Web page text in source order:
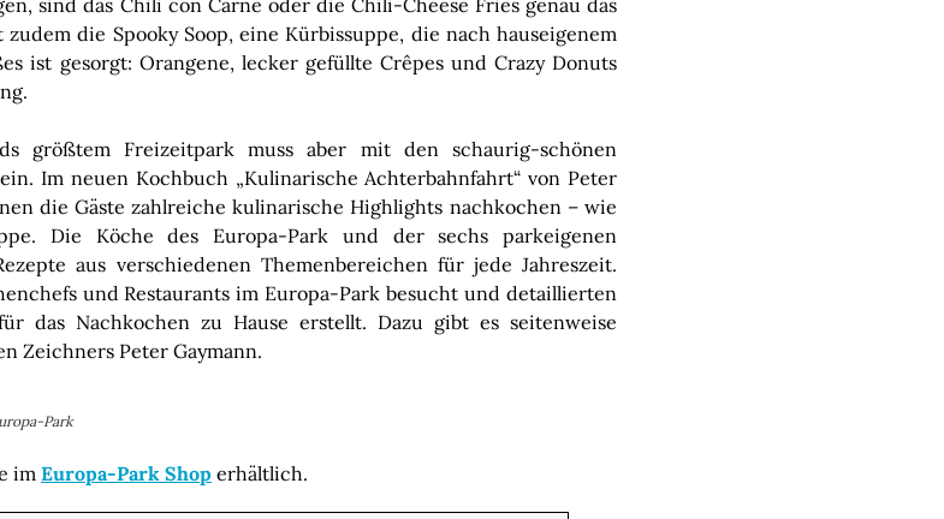
sind das Chili con Carne oder die Chili-Cheese Fries genau das
die Spooky Soop, eine Kürbissuppe, die nach hauseigenem
ist gesorgt: Orangene, lecker gefüllte Crêpes und Crazy Donuts
größtem Freizeitpark muss aber mit den schaurig-schönen
Im neuen Kochbuch „Kulinarische Achterbahnfahrt“ von Peter
die Gäste zahlreiche kulinarische Highlights nachkochen – wie
Die Köche des Europa-Park und der sechs parkeigenen
aus verschiedenen Themenbereichen für jede Jahreszeit.
und Restaurants im Europa-Park besucht und detaillierten
das Nachkochen zu Hause erstellt. Dazu gibt es seitenweise
Zeichners Peter Gaymann.
Park
imEuropa-Park Shop erhältlich.